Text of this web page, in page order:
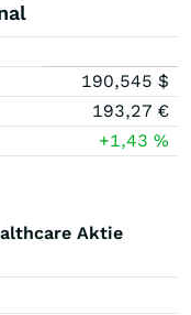
190,545 $
193,27 €
+1,43 %
Aktie